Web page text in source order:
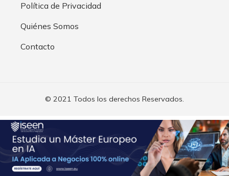
Política de Privacidad
Quiénes Somos
Contacto
© 2021 Todos los derechos Reservados.